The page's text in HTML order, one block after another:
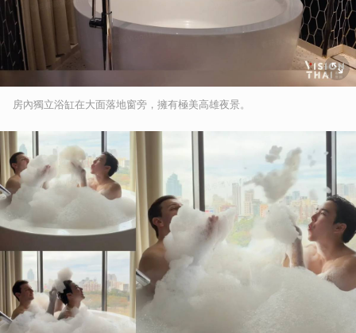
房內獨立浴缸在大面落地窗旁，擁有極美高雄夜景。